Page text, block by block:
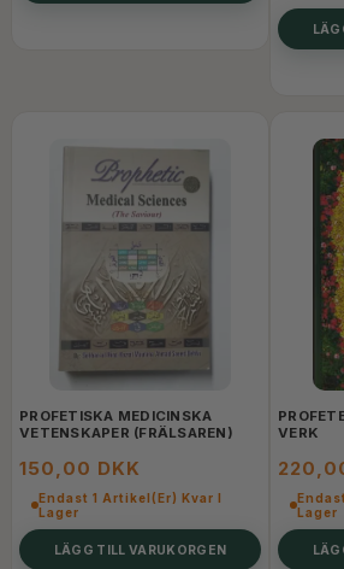
PROFETISKA MEDICINSKA
VETENSKAPER (FRÄLSAREN)
150,00 DKK
Endast 1 Artikel(er) Kvar I
Lager
LÄGG TILL VARUKORGEN
VERK
Lager